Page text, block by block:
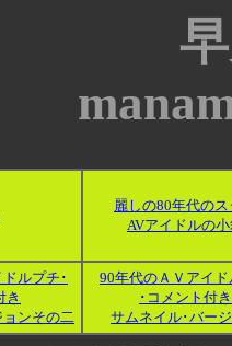
麗しの80年代の
AVアイドルの
ルプチ･
き
ンその二
90年代のＡＶアイ
･コメント付き
サムネイル･バー